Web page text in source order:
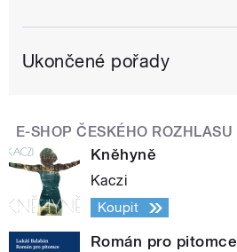
Ukončené pořady
E-SHOP ČESKÉHO ROZHLASU
Kněhyně
Kaczi
Koupit
Román pro pitomce